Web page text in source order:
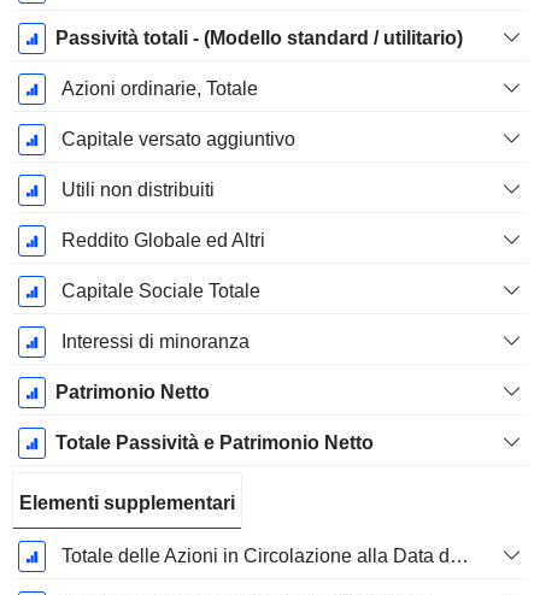
Passività totali - (Modello standard / utilitario)
Azioni ordinarie, Totale
Capitale versato aggiuntivo
Utili non distribuiti
Reddito Globale ed Altri
Capitale Sociale Totale
Interessi di minoranza
Patrimonio Netto
Totale Passività e Patrimonio Netto
Elementi supplementari
Totale delle Azioni in Circolazione alla Data di Deposito